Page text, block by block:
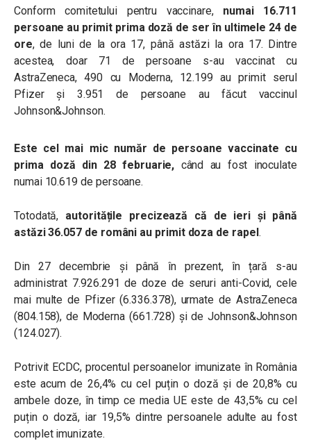
Conform comitetului pentru vaccinare, numai 16.711
persoane au primit prima doză de ser în ultimele 24 de
ore, de luni de la ora 17, până astăzi la ora 17. Dintre
acestea, doar 71 de persoane s-au vaccinat cu
AstraZeneca, 490 cu Moderna, 12.199 au primit serul
Pfizer și 3.951 de persoane au făcut vaccinul
Johnson&Johnson.
Este cel mai mic număr de persoane vaccinate cu
prima doză din 28 februarie, când au fost inoculate
numai 10.619 de persoane.
Totodată, autoritățile precizează că de ieri și până
astăzi 36.057 de români au primit doza de rapel.
Din 27 decembrie și până în prezent, în țară s-au
administrat 7.926.291 de doze de seruri anti-Covid, cele
mai multe de Pfizer (6.336.378), urmate de AstraZeneca
(804.158), de Moderna (661.728) și de Johnson&Johnson
(124.027).
Potrivit ECDC, procentul persoanelor imunizate în România
este acum de 26,4% cu cel puțin o doză și de 20,8% cu
ambele doze, în timp ce media UE este de 43,5% cu cel
puțin o doză, iar 19,5% dintre persoanele adulte au fost
complet imunizate.